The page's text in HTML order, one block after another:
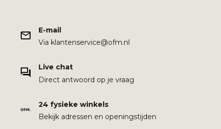
E-mail
Via klantenservice@ofm.nl
Live chat
Direct antwoord op je vraag
24 fysieke winkels
Bekijk adressen en openingstijden